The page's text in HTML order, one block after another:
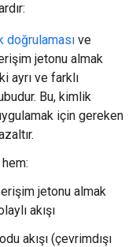
doğrulaması ve
jetonu almak
ayrı ve farklı
Bu, kimlik
için gereken
erişim jetonu almak
akışı
akışı (çevrimdışı